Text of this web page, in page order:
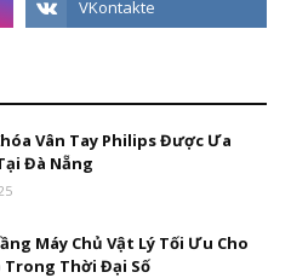
Vân Tay Philips Được Ưa
Đà Nẵng
Máy Chủ Vật Lý Tối Ưu Cho
Thời Đại Số